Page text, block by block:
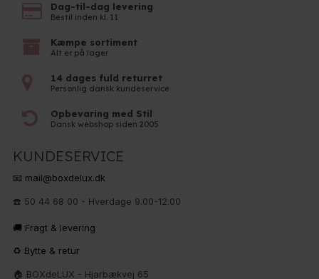
Dag-til-dag levering
Bestil inden kl. 11
Kæmpe sortiment
Alt er på lager
14 dages fuld returret
Personlig dansk kundeservice
Opbevaring med Stil
Dansk webshop siden 2005
KUNDESERVICE
📧 mail@boxdelux.dk
☎️ 50 44 68 00 - Hverdage 9.00-12.00
🚚 Fragt & levering
♻️ Bytte & retur
🏠 BOXdeLUX - Hjarbækvej 65